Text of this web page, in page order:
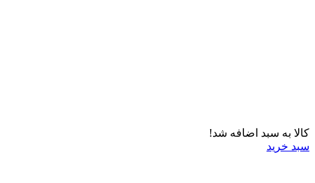
کالا به سبد اضافه شد!
سبد خرید